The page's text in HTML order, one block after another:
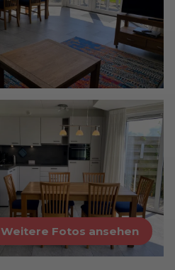
Weitere Fotos ansehen